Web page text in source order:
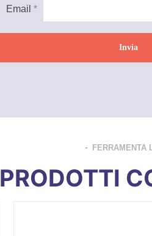
Email*
FERRAMENTA
PRODOTTI